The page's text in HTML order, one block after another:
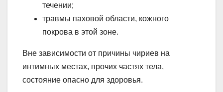
течении;
травмы паховой области, кожного
покрова в этой зоне.
Вне зависимости от причины чириев на
интимных местах, прочих частях тела,
состояние опасно для здоровья.